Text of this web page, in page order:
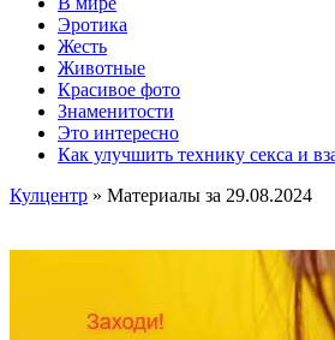
Эротика
Жесть
Животные
Красивое фото
Знаменитости
Это интересно
Как улучшить технику секса и
Кулцентр » Материалы за 29.08.2024